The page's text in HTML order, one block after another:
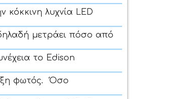
λυχνία LED
μετράει πόσο από
το Edison
φωτός. Όσο